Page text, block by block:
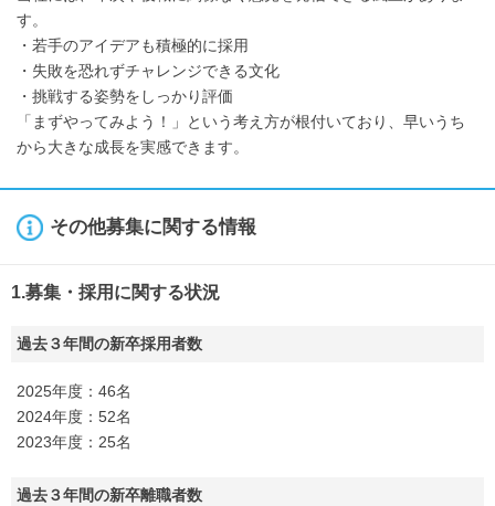
す。
・若手のアイデアも積極的に採用
・失敗を恐れずチャレンジできる文化
・挑戦する姿勢をしっかり評価
「まずやってみよう！」という考え方が根付いており、早いうち
から大きな成長を実感できます。
その他募集に関する情報
1.募集・採用に関する状況
過去３年間の新卒採用者数
2025年度：46名
2024年度：52名
2023年度：25名
過去３年間の新卒離職者数